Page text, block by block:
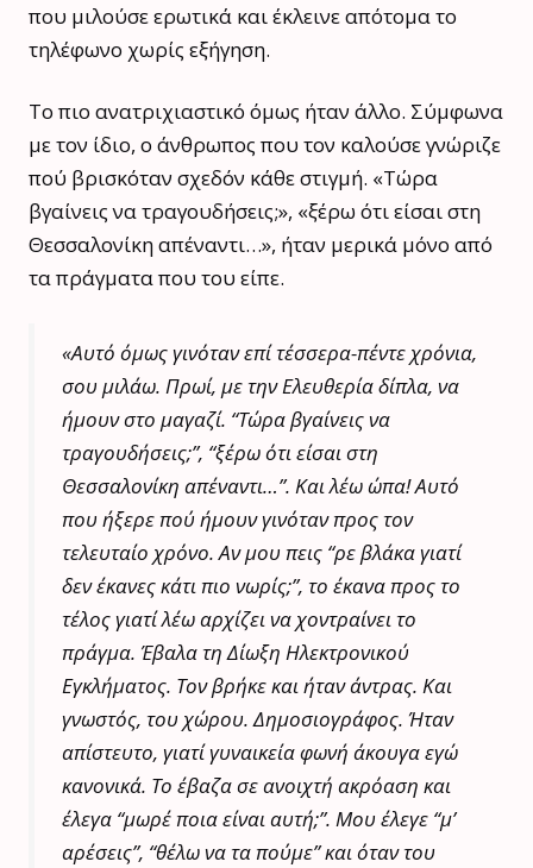
που μιλούσε ερωτικά και έκλεινε απότομα το
τηλέφωνο χωρίς εξήγηση.
Το πιο ανατριχιαστικό όμως ήταν άλλο. Σύμφωνα
με τον ίδιο, ο άνθρωπος που τον καλούσε γνώριζε
πού βρισκόταν σχεδόν κάθε στιγμή. «Τώρα
βγαίνεις να τραγουδήσεις;», «ξέρω ότι είσαι στη
Θεσσαλονίκη απέναντι…», ήταν μερικά μόνο από
τα πράγματα που του είπε.
«Αυτό όμως γινόταν επί τέσσερα-πέντε χρόνια,
σου μιλάω. Πρωί, με την Ελευθερία δίπλα, να
ήμουν στο μαγαζί. “Τώρα βγαίνεις να
τραγουδήσεις;”, “ξέρω ότι είσαι στη
Θεσσαλονίκη απέναντι…”. Και λέω ώπα! Αυτό
που ήξερε πού ήμουν γινόταν προς τον
τελευταίο χρόνο. Αν μου πεις “ρε βλάκα γιατί
δεν έκανες κάτι πιο νωρίς;”, το έκανα προς το
τέλος γιατί λέω αρχίζει να χοντραίνει το
πράγμα. Έβαλα τη Δίωξη Ηλεκτρονικού
Εγκλήματος. Τον βρήκε και ήταν άντρας. Και
γνωστός, του χώρου. Δημοσιογράφος. Ήταν
απίστευτο, γιατί γυναικεία φωνή άκουγα εγώ
κανονικά. Το έβαζα σε ανοιχτή ακρόαση και
έλεγα “μωρέ ποια είναι αυτή;”. Μου έλεγε “μ’
αρέσεις”, “θέλω να τα πούμε” και όταν του